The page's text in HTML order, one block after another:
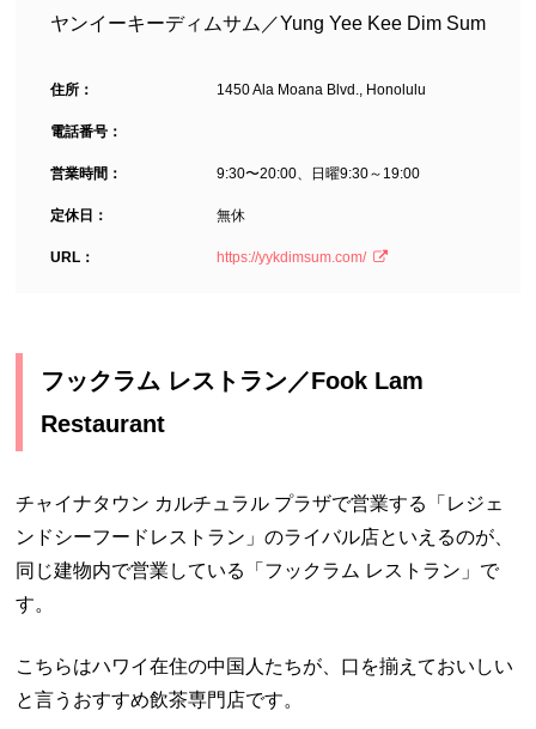
ヤンイーキーディムサム／Yung Yee Kee Dim Sum
住所： 1450 Ala Moana Blvd., Honolulu
電話番号：
営業時間： 9:30〜20:00、日曜9:30～19:00
定休日： 無休
URL： https://yykdimsum.com/
フックラム レストラン／Fook Lam
Restaurant
チャイナタウン カルチュラル プラザで営業する「レジェ
ンドシーフードレストラン」のライバル店といえるのが、
同じ建物内で営業している「フックラム レストラン」で
す。
こちらはハワイ在住の中国人たちが、口を揃えておいしい
と言うおすすめ飲茶専門店です。